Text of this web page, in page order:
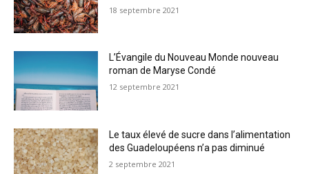
18 septembre 2021
L’Évangile du Nouveau Monde nouveau
roman de Maryse Condé
12 septembre 2021
Le taux élevé de sucre dans l’alimentation
des Guadeloupéens n’a pas diminué
2 septembre 2021